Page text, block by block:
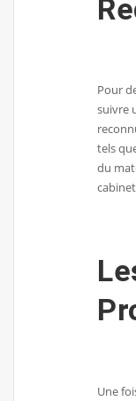
Pour
suivre
tels
du
Une